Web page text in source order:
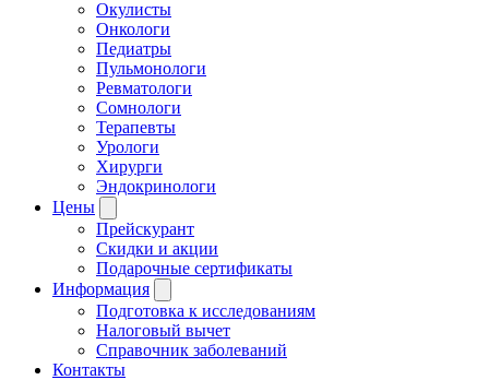
Окулисты
Онкологи
Педиатры
Пульмонологи
Ревматологи
Сомнологи
Терапевты
Урологи
Хирурги
Эндокринологи
Цены
Прейскурант
Скидки и акции
Подарочные сертификаты
Информация
Подготовка к исследованиям
Налоговый вычет
Справочник заболеваний
Контакты